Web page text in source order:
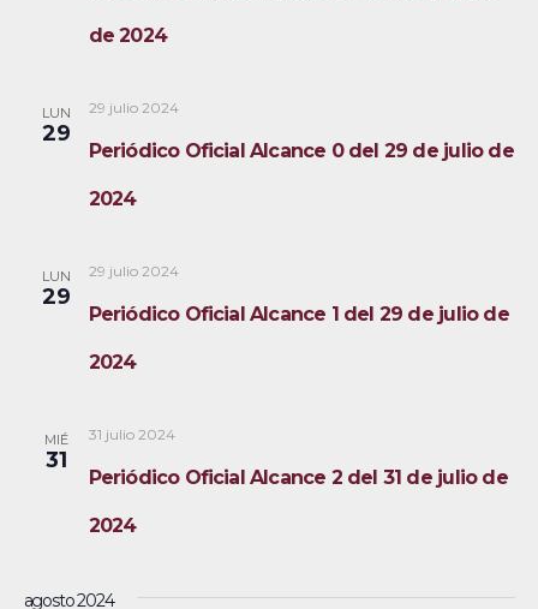
de 2024
LUN
29
Periódico Oficial Alcance 0 del 29 de julio de
2024
29 julio 2024
LUN
29
Periódico Oficial Alcance 1 del 29 de julio de
2024
29 julio 2024
MIÉ
31
Periódico Oficial Alcance 2 del 31 de julio de
2024
31 julio 2024
agosto 2024